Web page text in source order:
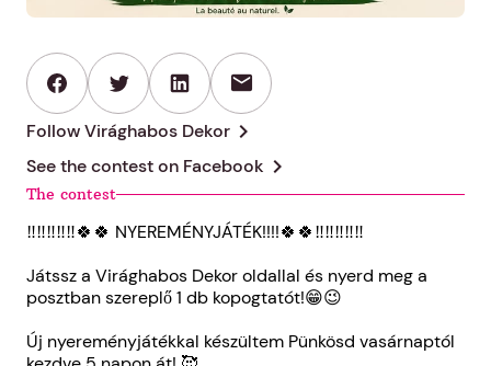
mail
Follow Virághabos Dekor chevron_right
See the contest on Facebook chevron_right
The contest
‼️‼️‼️‼️‼️🍀🍀 NYEREMÉNYJÁTÉK!!!!🍀🍀‼️‼️‼️‼️‼️
Játssz a Virághabos Dekor oldallal és nyerd meg a
posztban szereplő 1 db kopogtatót!😁😉
Új nyereményjátékkal készültem Pünkösd vasárnaptól